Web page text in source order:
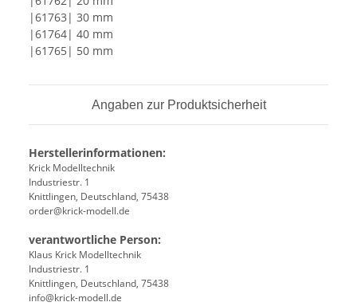
|61763| 30 mm
|61764| 40 mm
|61765| 50 mm
Angaben zur Produktsicherheit
Herstellerinformationen:
Krick Modelltechnik
Industriestr. 1
Knittlingen, Deutschland, 75438
order@krick-modell.de
verantwortliche Person:
Klaus Krick Modelltechnik
Industriestr. 1
Knittlingen, Deutschland, 75438
info@krick-modell.de